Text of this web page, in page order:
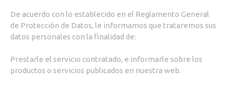
De acuerdo con lo establecido en el Reglamento General
de Protección de Datos, le informamos que trataremos sus
datos personales con la finalidad de:
Prestarle el servicio contratado, e informarle sobre los
productos o servicios publicados en nuestra web.